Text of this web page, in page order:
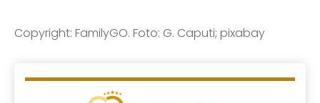
Copyright: FamilyGO. Foto: G. Caputi; pixabay